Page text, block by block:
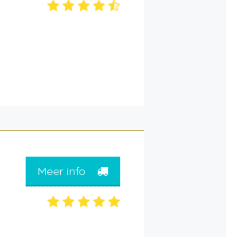
Meer info